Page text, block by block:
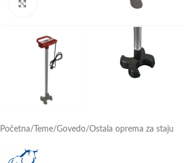
Početna/ Teme/Govedo/Ostala oprema za staju